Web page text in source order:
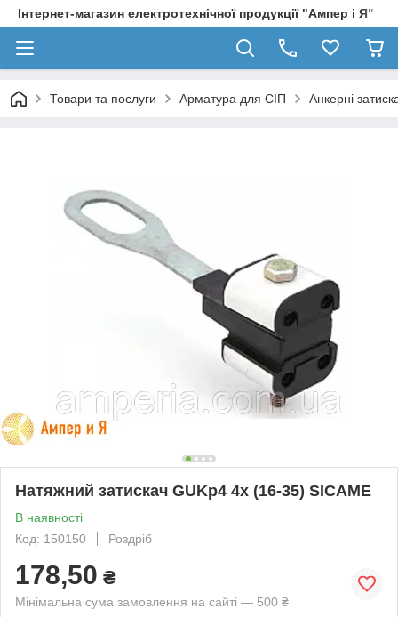
Інтернет-магазин електротехнічної продукції "Ампер і Я"
Товари та послуги Арматура для СІП Анкерні
Натяжний затискач GUKp4 4x (16-35) SICAME
В наявності
Код: 150150
Роздріб
178,50 ₴
Мінімальна сума замовлення на сайті — 500 ₴